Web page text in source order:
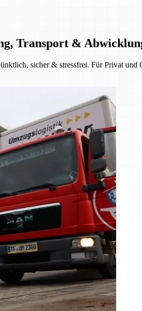
Transport &
sicher & stressfrei. Für Privat und